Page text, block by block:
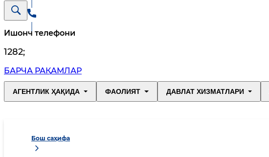
Ишонч телефони
1282;
БАРЧА РАҚАМЛАР
АГЕНТЛИК ҲАҚИДА ФАОЛИЯТ ДАВЛАТ ХИЗМАТЛАРИ
Бош саҳифа